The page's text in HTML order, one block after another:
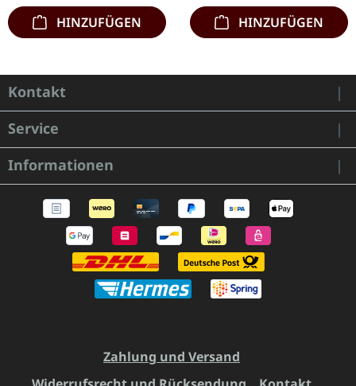
HINZUFÜGEN HINZUFÜGEN
Kontakt
Service
Informationen
Zahlung und Versand